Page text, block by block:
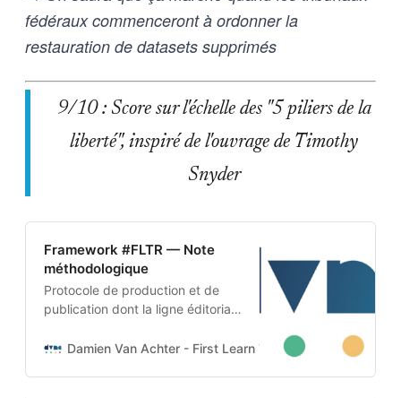
fédéraux commenceront à ordonner la
restauration de datasets supprimés
9/10 : Score sur l'échelle des "5 piliers de la
liberté", inspiré de l'ouvrage de Timothy
Snyder
Framework #FLTR — Note
méthodologique
Protocole de production et de
publication dont la ligne éditoriale
projet. Cette architecture auto-
Damien Van Achter - First Learn The Rules. Then Break